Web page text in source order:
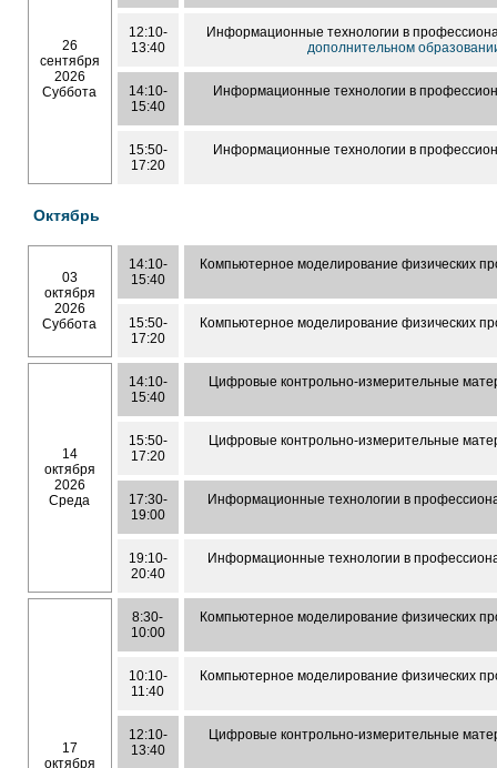
26
сентября
2026
Суббота
12:10-
13:40
Информационные технологии в
дополнительном
14:10-
15:40
Информационные технологии в
15:50-
17:20
Информационные технологии в
Октябрь
03
октября
2026
Суббота
14:10-
15:40
Компьютерное моделирование физических
15:50-
17:20
Компьютерное моделирование физических
14
октября
2026
Среда
14:10-
15:40
Цифровые контрольно-измерительные
15:50-
17:20
Цифровые контрольно-измерительные
17:30-
19:00
Информационные технологии в
19:10-
20:40
Информационные технологии в
17
октября
8:30-
10:00
Компьютерное моделирование физических
10:10-
11:40
Компьютерное моделирование физических
12:10-
13:40
Цифровые контрольно-измерительные